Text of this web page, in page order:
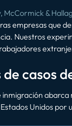
McCormick &
empresas que
Nuestros
de casos
inmigración
Unidos